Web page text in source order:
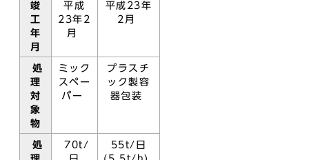
竣
工
年
月
平成
23年2
月
平成23年
2月
処
理
対
象
物
ミック
スペー
パー
プラスチ
ック製容
器包装
処
70t/
55t/日